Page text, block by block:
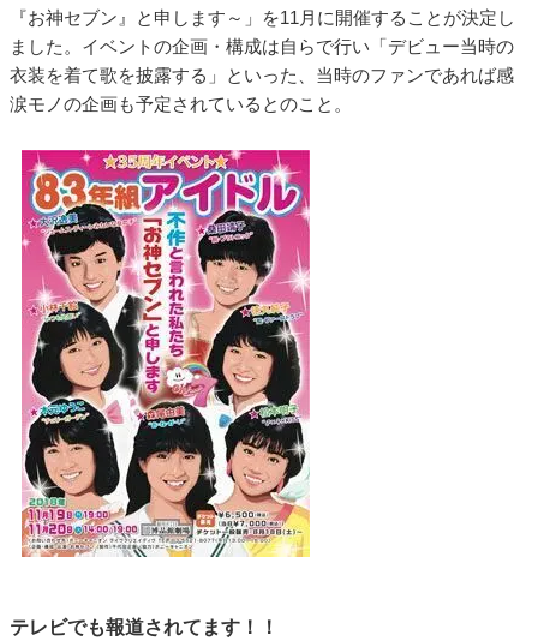
『お神セブン』と申します～」を11月に開催することが決定し
ました。イベントの企画・構成は自らで行い「デビュー当時の
衣装を着て歌を披露する」といった、当時のファンであれば感
涙モノの企画も予定されているとのこと。
テレビでも報道されてます！！